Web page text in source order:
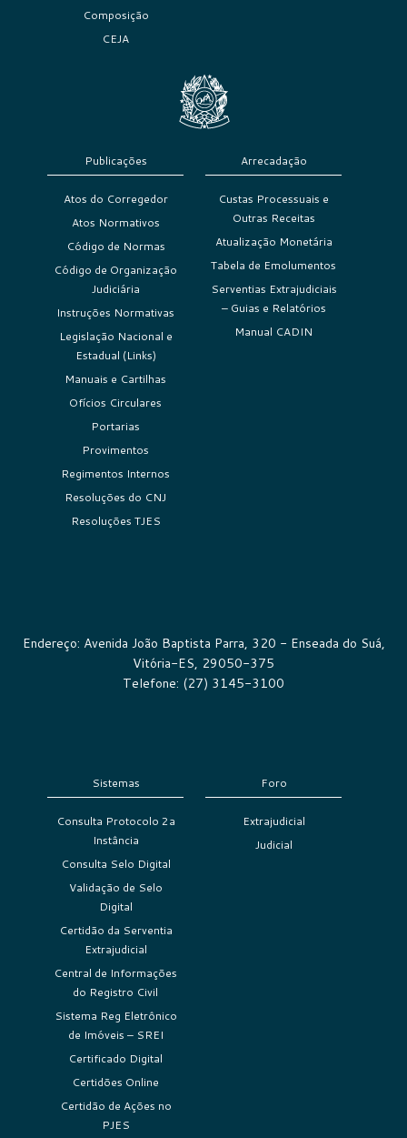
Composição
CEJA
Publicações
Atos do Corregedor
Atos Normativos
Código de Normas
Código de Organização
Judiciária
Instruções Normativas
Legislação Nacional e
Estadual (Links)
Manuais e Cartilhas
Ofícios Circulares
Portarias
Provimentos
Regimentos Internos
Resoluções do CNJ
Resoluções TJES
Arrecadação
Custas Processuais e
Outras Receitas
Atualização Monetária
Tabela de Emolumentos
Serventias Extrajudiciais
– Guias e Relatórios
Manual CADIN
Endereço: Avenida João Baptista Parra, 320 - Enseada do Suá,
Vitória-ES, 29050-375
Telefone: (27) 3145-3100
Sistemas
Consulta Protocolo 2a
Instância
Consulta Selo Digital
Validação de Selo
Digital
Certidão da Serventia
Extrajudicial
Central de Informações
do Registro Civil
Sistema Reg Eletrônico
de Imóveis – SREI
Certificado Digital
Certidões Online
Certidão de Ações no
PJES
Foro
Extrajudicial
Judicial